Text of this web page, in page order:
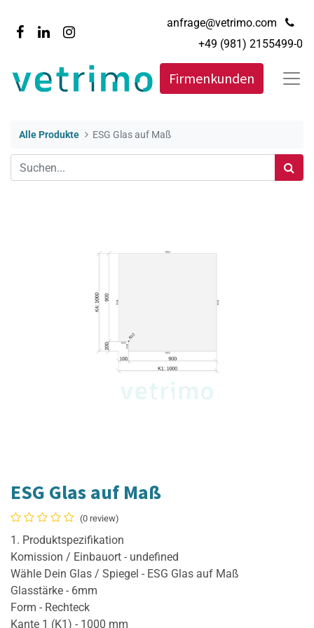
anfrage@vetrimo.com
+49 (981) 2155499-0
Firmenkunden
Alle Produkte ESG Glas auf Maß
ESG Glas auf Maß
(0 review)
1. Produktspezifikation
Komission / Einbauort - undefined
Wähle Dein Glas / Spiegel - ESG Glas auf Maß
Glasstärke - 6mm
Form - Rechteck
Kante 1 (K1) - 1000 mm